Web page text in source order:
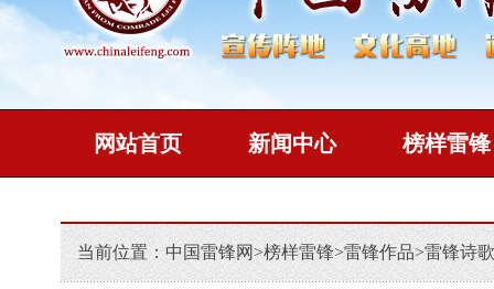
网站首页 新闻中心 榜样雷锋
当前位置： 中国雷锋网>榜样雷锋>雷锋作品>雷锋诗歌